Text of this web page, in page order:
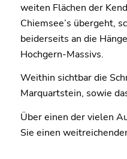
weiten Flächen der
Chiemsee’s übergeht,
beiderseits an die
Hochgern-Massivs.
Weithin sichtbar die
Marquartstein, sowie
Über einen der vielen
Sie einen